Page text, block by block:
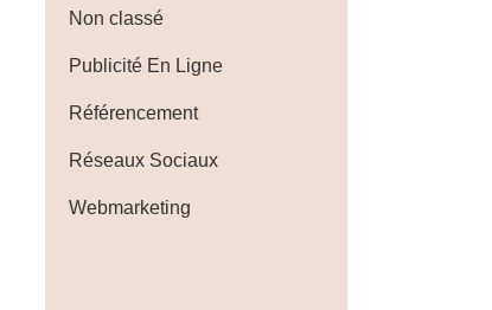
Non classé
Publicité En Ligne
Référencement
Réseaux Sociaux
Webmarketing